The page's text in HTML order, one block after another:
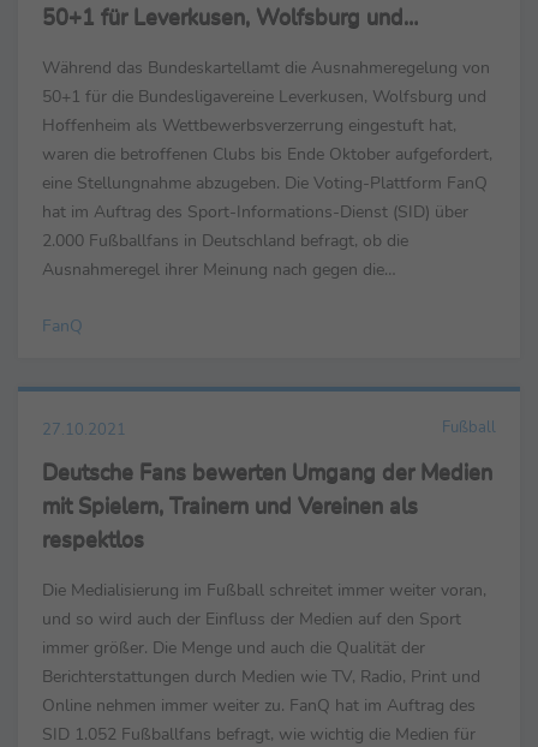
50+1 für Leverkusen, Wolfsburg und
Während das Bundeskartellamt die Ausnahmeregelung von
50+1 für die Bundesligavereine Leverkusen, Wolfsburg und
Hoffenheim als Wettbewerbsverzerrung eingestuft hat,
waren die betroffenen Clubs bis Ende Oktober aufgefordert,
eine Stellungnahme abzugeben. Die Voting-Plattform FanQ
hat im Auftrag des Sport-Informations-Dienst (SID) über
2.000 Fußballfans in Deutschland befragt, ob die
Ausnahmeregel ihrer Meinung nach gegen die
50+1-Regel ...
FanQ
27.10.2021 Fußball
Deutsche Fans bewerten Umgang der Medien
mit Spielern, Trainern und Vereinen als
respektlos
Die Medialisierung im Fußball schreitet immer weiter voran,
und so wird auch der Einfluss der Medien auf den Sport
immer größer. Die Menge und auch die Qualität der
Berichterstattungen durch Medien wie TV, Radio, Print und
Online nehmen immer weiter zu. FanQ hat im Auftrag des
SID 1.052 Fußballfans befragt, wie wichtig die Medien für